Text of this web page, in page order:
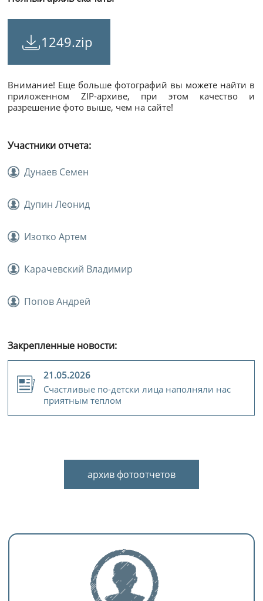
1249.zip
Внимание! Еще больше фотографий вы можете найти в
приложенном ZIP-архиве, при этом качество и
разрешение фото выше, чем на сайте!
Участники отчета:
Дунаев Семен
Дупин Леонид
Изотко Артем
Карачевский Владимир
Попов Андрей
Закрепленные новости:
21.05.2026
Счастливые по-детски лица наполняли нас
приятным теплом
архив фотоотчетов